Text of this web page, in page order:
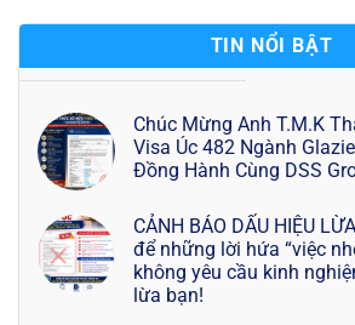
TIN NỔI BẬT
Chúc Mừng Anh T.M.K
Visa Úc 482 Ngành
Đồng Hành Cùng DSS
CẢNH BÁO DẤU HIỆU
để những lời hứa “việc
không yêu cầu kinh
lừa bạn!